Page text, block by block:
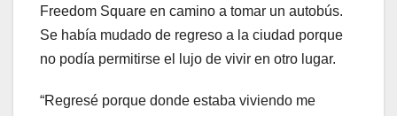
Freedom Square en camino a tomar un autobús.
Se había mudado de regreso a la ciudad porque
no podía permitirse el lujo de vivir en otro lugar.
“Regresé porque donde estaba viviendo me